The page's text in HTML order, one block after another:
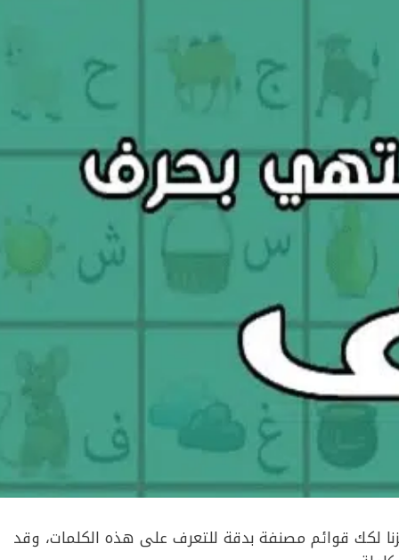
لكك قوائم مصنفة بدقة للتعرف على هذه الكلمات، وقد